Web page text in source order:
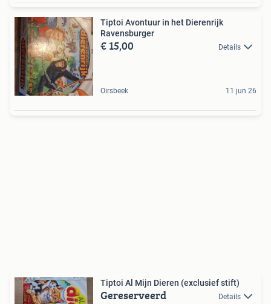
Tiptoi Avontuur in het Dierenrijk
Ravensburger
€ 15,00 Details
Oirsbeek 11 jun 26
Tiptoi Al Mijn Dieren (exclusief stift)
Gereserveerd Details